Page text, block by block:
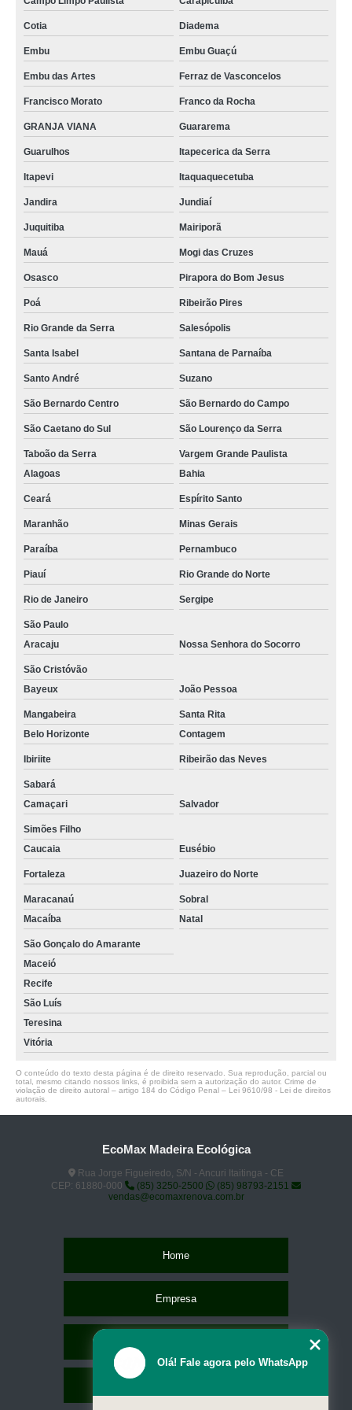
onde compro porta pallet industrial São Bernardo do Campo
rack porta pallet valor Sobral
porta pallet para mercados Ferraz de Vasconcelos
porta pallet industrial Rio de Janeiro
loja de rack porta pallet Santa Rita
onde compro porta pallet para corredor estreito São Lourenço da Serra
estante porta pallet Ribeirão das Neves
rack porta pallet João Pessoa
porta pallet armazenamento São Gonçalo do Amarante
porta pallet para corredor estreito ALDEIA DA SERRA
loja de rack porta pallet Salesópolis
loja de porta pallet para mercados São Luís
loja de porta pallet convencional Pernambuco
porta pallet industrial Osasco
rack porta pallet valor Alagoas
onde compro porta pallet para mercados ARUJÁ
loja de porta pallet industrial Salvador
onde compro porta pallet para armazenamento Vargem Grande Paulista
onde compro porta pallet para corredor estreito Barueri
Cotia Diadema
Embu Embu Guaçú
Embu das Artes Ferraz de Vasconcelos
Francisco Morato Franco da Rocha
GRANJA VIANA Guararema
Guarulhos Itapecerica da Serra
Itapevi Itaquaquecetuba
Jandira Jundiaí
Juquitiba Mairiporã
Mauá Mogi das Cruzes
Osasco Pirapora do Bom Jesus
Poá Ribeirão Pires
Rio Grande da Serra Salesópolis
Santa Isabel Santana de Parnaíba
Santo André Suzano
São Bernardo Centro São Bernardo do Campo
São Caetano do Sul São Lourenço da Serra
Taboão da Serra
Vargem Grande Paulista
Alagoas
Bahia
Ceará Espírito Santo
Maranhão Minas Gerais
Paraíba Pernambuco
Piauí Rio Grande do Norte
Rio de Janeiro Sergipe
São Paulo
Aracaju
Nossa Senhora do Socorro
São Cristóvão
Bayeux
João Pessoa
Mangabeira
Santa Rita
Belo Horizonte
Contagem
Ibiriite Ribeirão das Neves
Sabará
Camaçari
Salvador
Simões Filho
Caucaia
Eusébio
Fortaleza Juazeiro do Norte
Maracanaú
Sobral
Macaíba
Natal
São Gonçalo do Amarante
Maceió
Recife
São Luís
Teresina
Vitória
O conteúdo do texto desta página é de direito reservado. Sua reprodução, parcial ou
total, mesmo citando nossos links, é proibida sem a autorização do autor. Crime de
violação de direito autoral – artigo 184 do Código Penal – Lei 9610/98 - Lei de direitos
autorais
EcoMax Madeira Ecológica
Rua Jorge Figueiredo, S/N - Ancuri Itaitinga - CE
CEP: 61880-000
(85) 3250-2500
(85) 98793-2151
vendas@ecomaxrenova.com.br
Home
Empresa
Olá! Fale agora pelo WhatsApp